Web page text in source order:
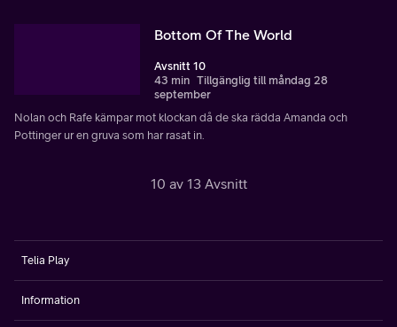
Bottom Of The World
Avsnitt 10
43 min Tillgänglig till måndag 28
september
Nolan och Rafe kämpar mot klockan då de ska rädda Amanda och
Pottinger ur en gruva som har rasat in.
10 av 13 Avsnitt
Telia Play
Information